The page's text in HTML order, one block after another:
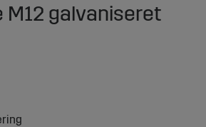
galvaniseret